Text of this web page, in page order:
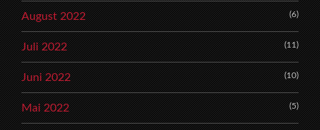
August 2022 (6)
Juli 2022 (11)
Juni 2022 (10)
Mai 2022 (5)